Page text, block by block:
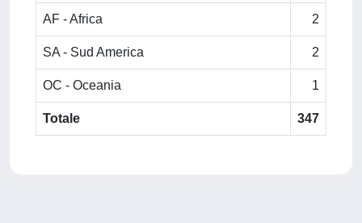
AF - Africa 2
SA - Sud America 2
OC - Oceania 1
Totale 347